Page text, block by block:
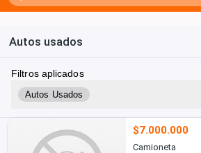
Autos usados
Filtros aplicados
Autos Usados
$7.000.000
Camioneta